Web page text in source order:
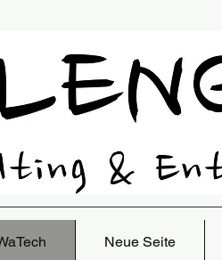
Neue Seite